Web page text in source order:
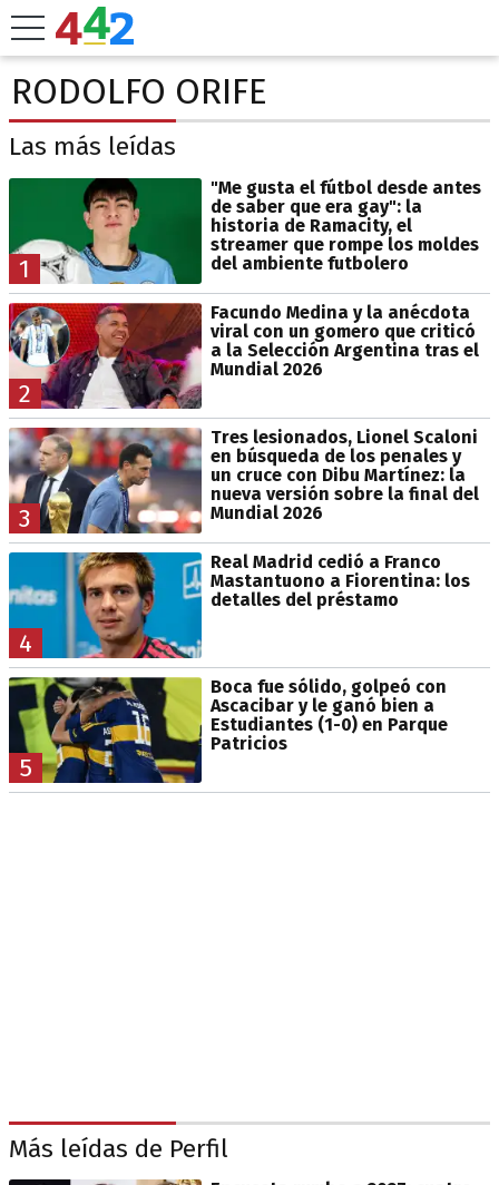
RODOLFO ORIFE
Las más leídas
1
"Me gusta el fútbol desde antes
de saber que era gay": la
historia de Ramacity, el
streamer que rompe los moldes
del ambiente futbolero
2
Facundo Medina y la anécdota
viral con un gomero que criticó
a la Selección Argentina tras el
Mundial 2026
3
Tres lesionados, Lionel Scaloni
en búsqueda de los penales y
un cruce con Dibu Martínez: la
nueva versión sobre la final del
Mundial 2026
4
Real Madrid cedió a Franco
Mastantuono a Fiorentina: los
detalles del préstamo
5
Boca fue sólido, golpeó con
Ascacibar y le ganó bien a
Estudiantes (1-0) en Parque
Patricios
Más leídas de Perfil